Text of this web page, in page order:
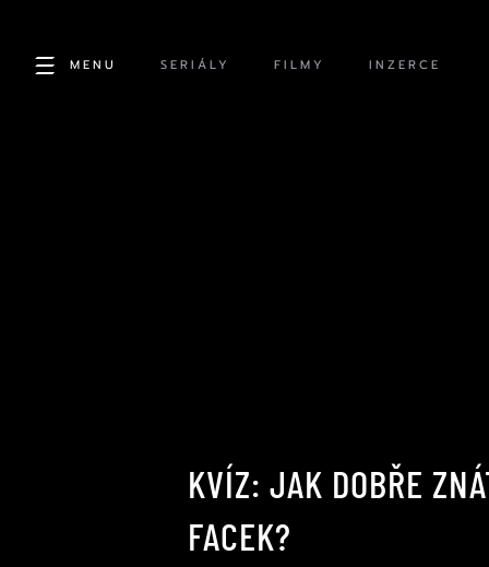
MENU SERIÁLY FILMY INZERCE
KVÍZ: JAK DOBŘE
FACEK?